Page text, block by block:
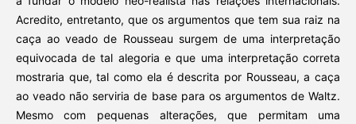
Acredito, entretanto, que os argumentos que tem sua raiz na
caça ao veado de Rousseau surgem de uma interpretação
equivocada de tal alegoria e que uma interpretação correta
mostraria que, tal como ela é descrita por Rousseau, a caça
ao veado não serviria de base para os argumentos de Waltz.
Mesmo com pequenas alterações, que permitam uma